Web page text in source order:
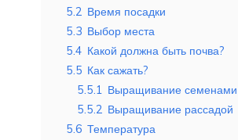
5.2 Время посадки
5.3 Выбор места
5.4 Какой должна быть почва?
5.5 Как сажать?
5.5.1 Выращивание семенами
5.5.2 Выращивание рассадой
5.6 Температура